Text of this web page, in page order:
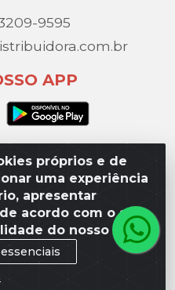
próprios e de
uma experiência
apresentar
acordo com o seu
do nosso site.
9595
APP
Gandini, 329 – Vila
/ SP - CEP 15077-
0003-10